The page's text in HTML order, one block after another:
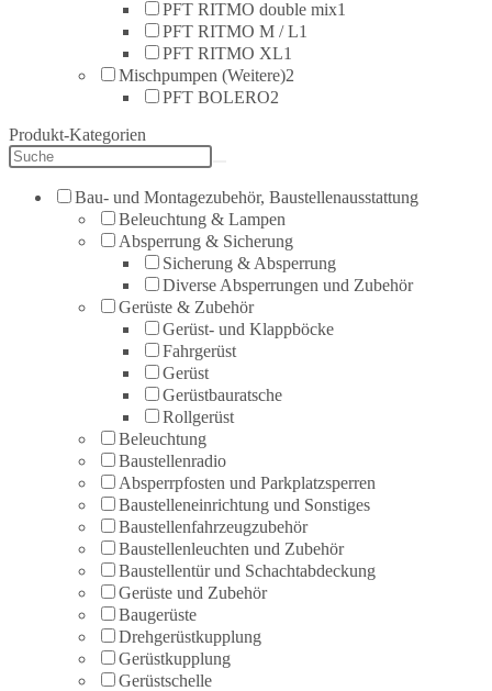
PFT RITMO double mix1
PFT RITMO M / L1
PFT RITMO XL1
Mischpumpen (Weitere)2
PFT BOLERO2
Produkt-Kategorien
Bau- und Montagezubehör, Baustellenausstattung
Beleuchtung & Lampen
Absperrung & Sicherung
Sicherung & Absperrung
Diverse Absperrungen und Zubehör
Gerüste & Zubehör
Gerüst- und Klappböcke
Fahrgerüst
Gerüst
Gerüstbauratsche
Rollgerüst
Beleuchtung
Baustellenradio
Absperrpfosten und Parkplatzsperren
Baustelleneinrichtung und Sonstiges
Baustellenfahrzeugzubehör
Baustellenleuchten und Zubehör
Baustellentür und Schachtabdeckung
Gerüste und Zubehör
Baugerüste
Drehgerüstkupplung
Gerüstkupplung
Gerüstschelle